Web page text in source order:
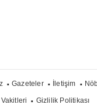
Gazeteler İletişim
Gizlilik Politikası